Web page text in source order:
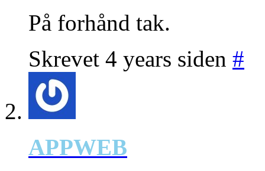
På forhånd tak.
Skrevet 4 years siden #
APPWEB